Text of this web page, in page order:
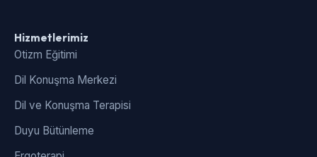
Hizmetlerimiz
Otizm Eğitimi
Dil Konuşma Merkezi
Dil ve Konuşma Terapisi
Duyu Bütünleme